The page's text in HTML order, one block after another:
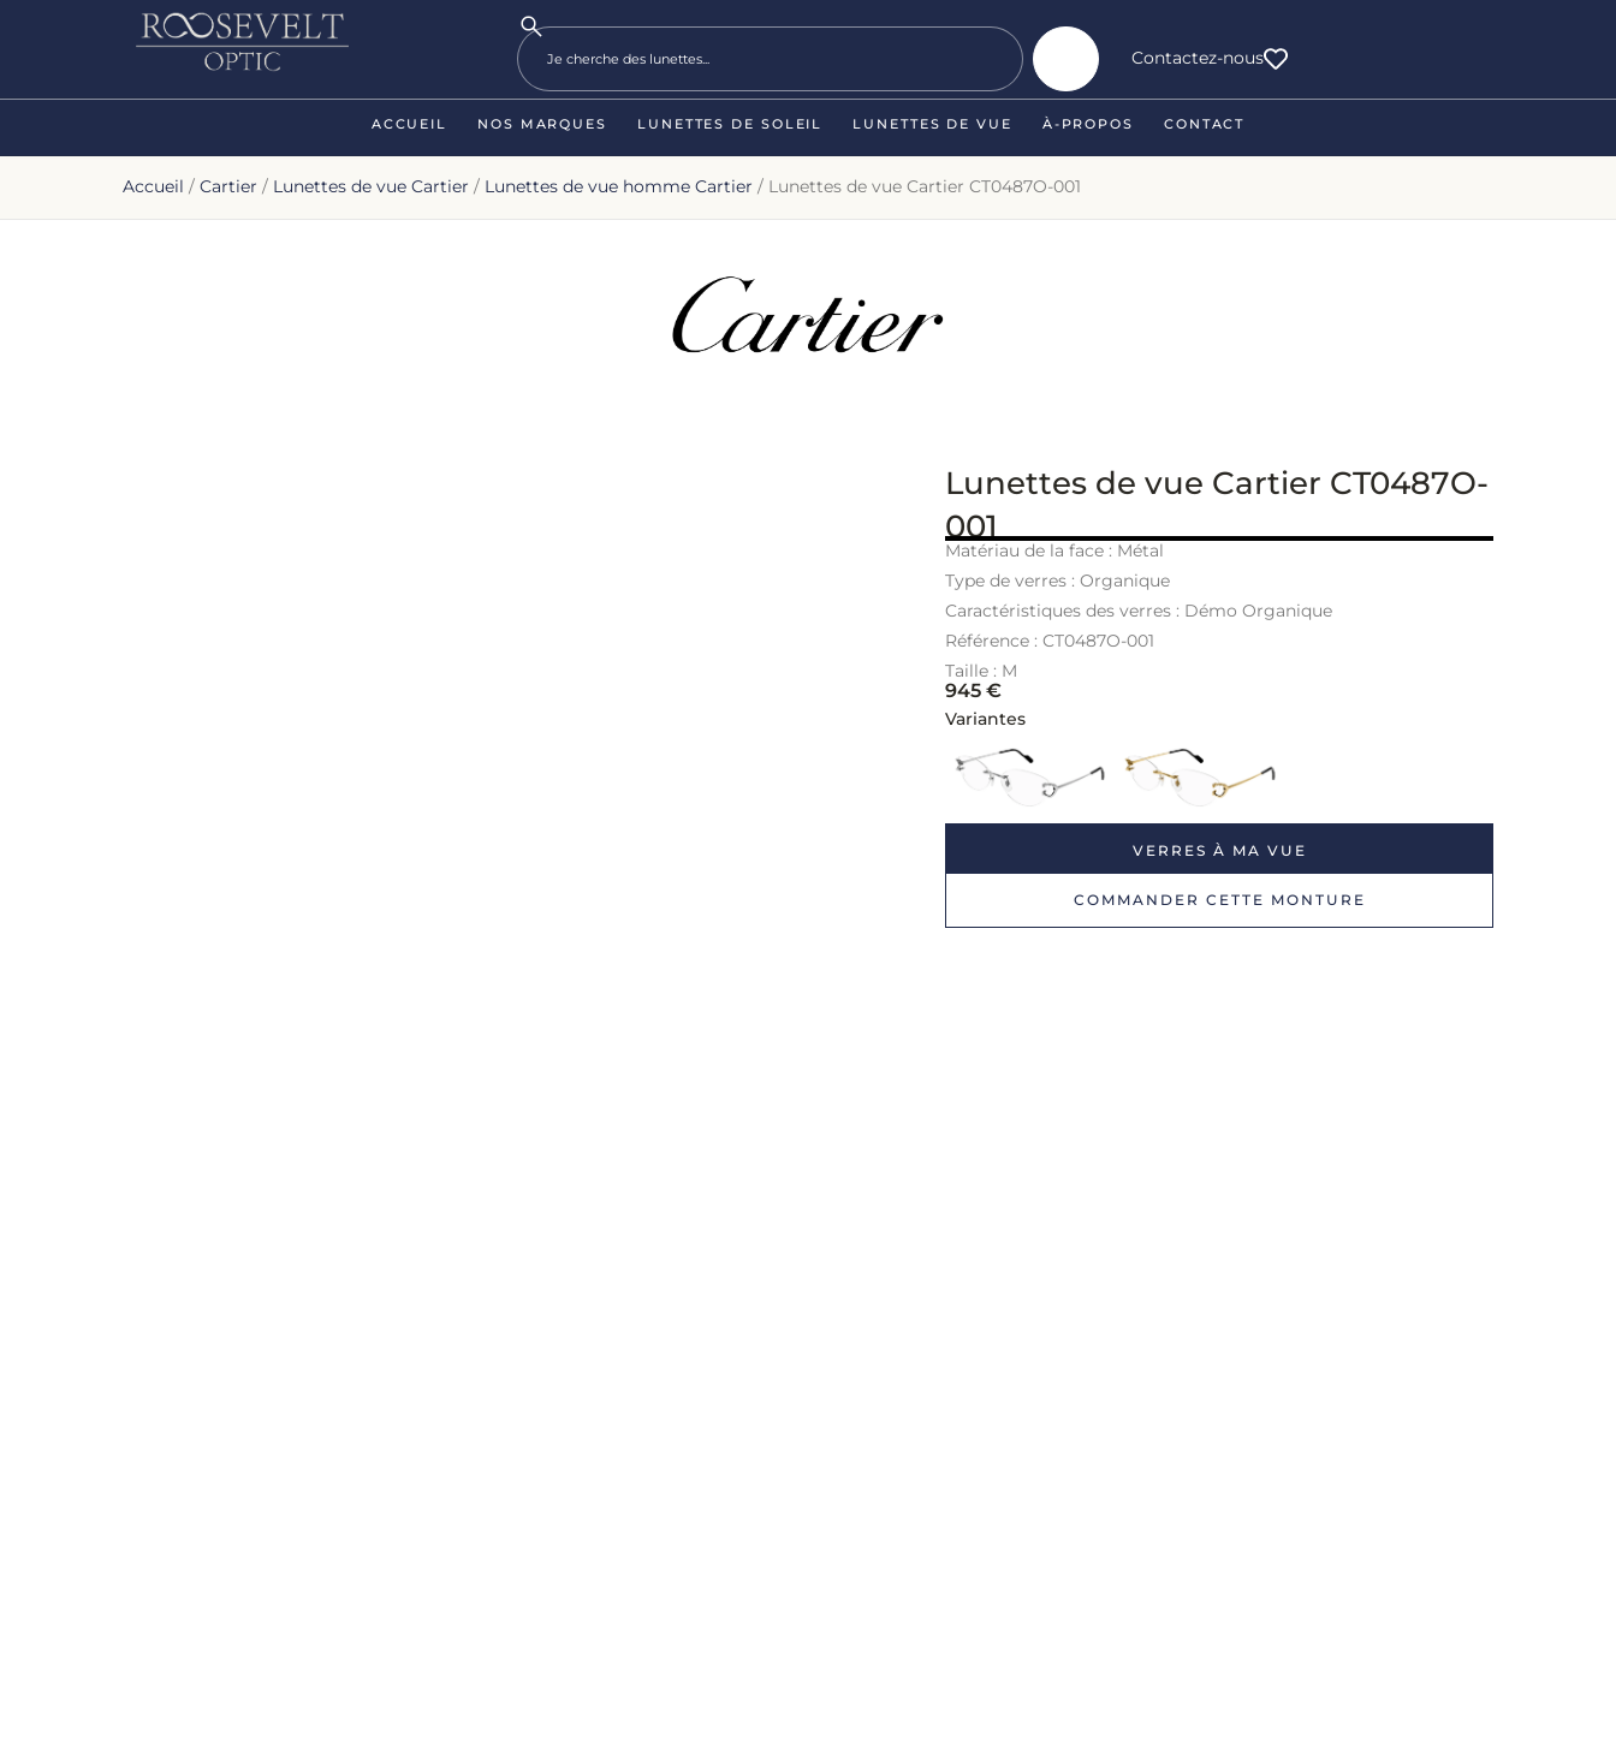
Contactez-nous
ACCUEIL NOS MARQUES LUNETTES DE SOLEIL LUNETTES DE VUE À-PROPOS CONTACT
Accueil / Cartier / Lunettes de vue Cartier / Lunettes de vue homme Cartier / Lunettes de vue Cartier CT0487O-001
Lunettes de vue Cartier CT0487O-
001
Matériau de la face : Métal
Type de verres : Organique
Caractéristiques des verres : Démo Organique
Référence : CT0487O-001
Taille : M
945 €
Variantes
VERRES À MA VUE
COMMANDER CETTE MONTURE